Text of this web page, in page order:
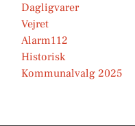
Dagligvarer
Vejret
Alarm112
Historisk
Kommunalvalg 2025